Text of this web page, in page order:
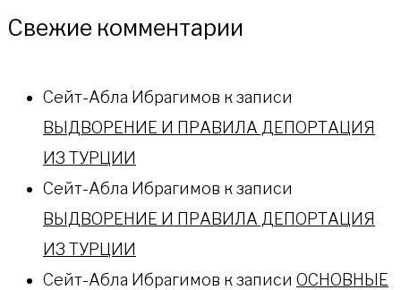
Свежие комментарии
Сейт-Абла Ибрагимов к записи
ВЫДВОРЕНИЕ И ПРАВИЛА ДЕПОРТАЦИЯ
ИЗ ТУРЦИИ
Сейт-Абла Ибрагимов к записи
ВЫДВОРЕНИЕ И ПРАВИЛА ДЕПОРТАЦИЯ
ИЗ ТУРЦИИ
Сейт-Абла Ибрагимов к записи ОСНОВНЫЕ